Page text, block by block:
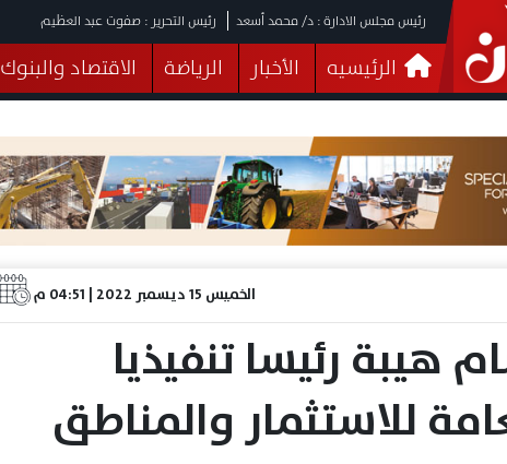
رئيس مجلس الادارة : د/ محمد أسعد رئيس التحرير : صفوت عبد العظيم
الرئيسيه الأخبار الرياضة الاقتصاد والبنوك
فيديوهات
البرلمان صحة الثقافة خدمات
الخميس 15 ديسمبر 2022 | 04:51 م
هيبة رئيسا تنفيذيا
للاستثمار والمناطق